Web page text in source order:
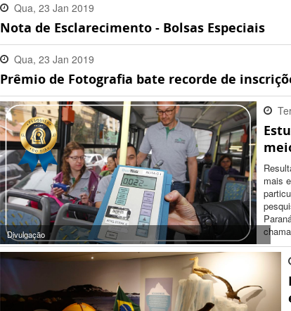
Qua, 23 Jan 2019
17:34:00 -0200
Nota de Esclarecimento - Bolsas Especiais
Qua, 23 Jan 2019
17:24:00 -0200
Prêmio de Fotografia bate recorde de
Divulgação
mais